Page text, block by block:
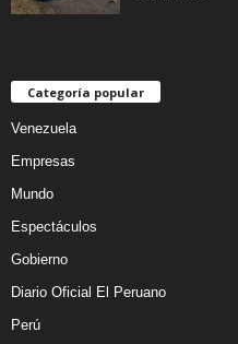
Categoría popular
Venezuela
Empresas
Mundo
Espectáculos
Gobierno
Diario Oficial El Peruano
Perú